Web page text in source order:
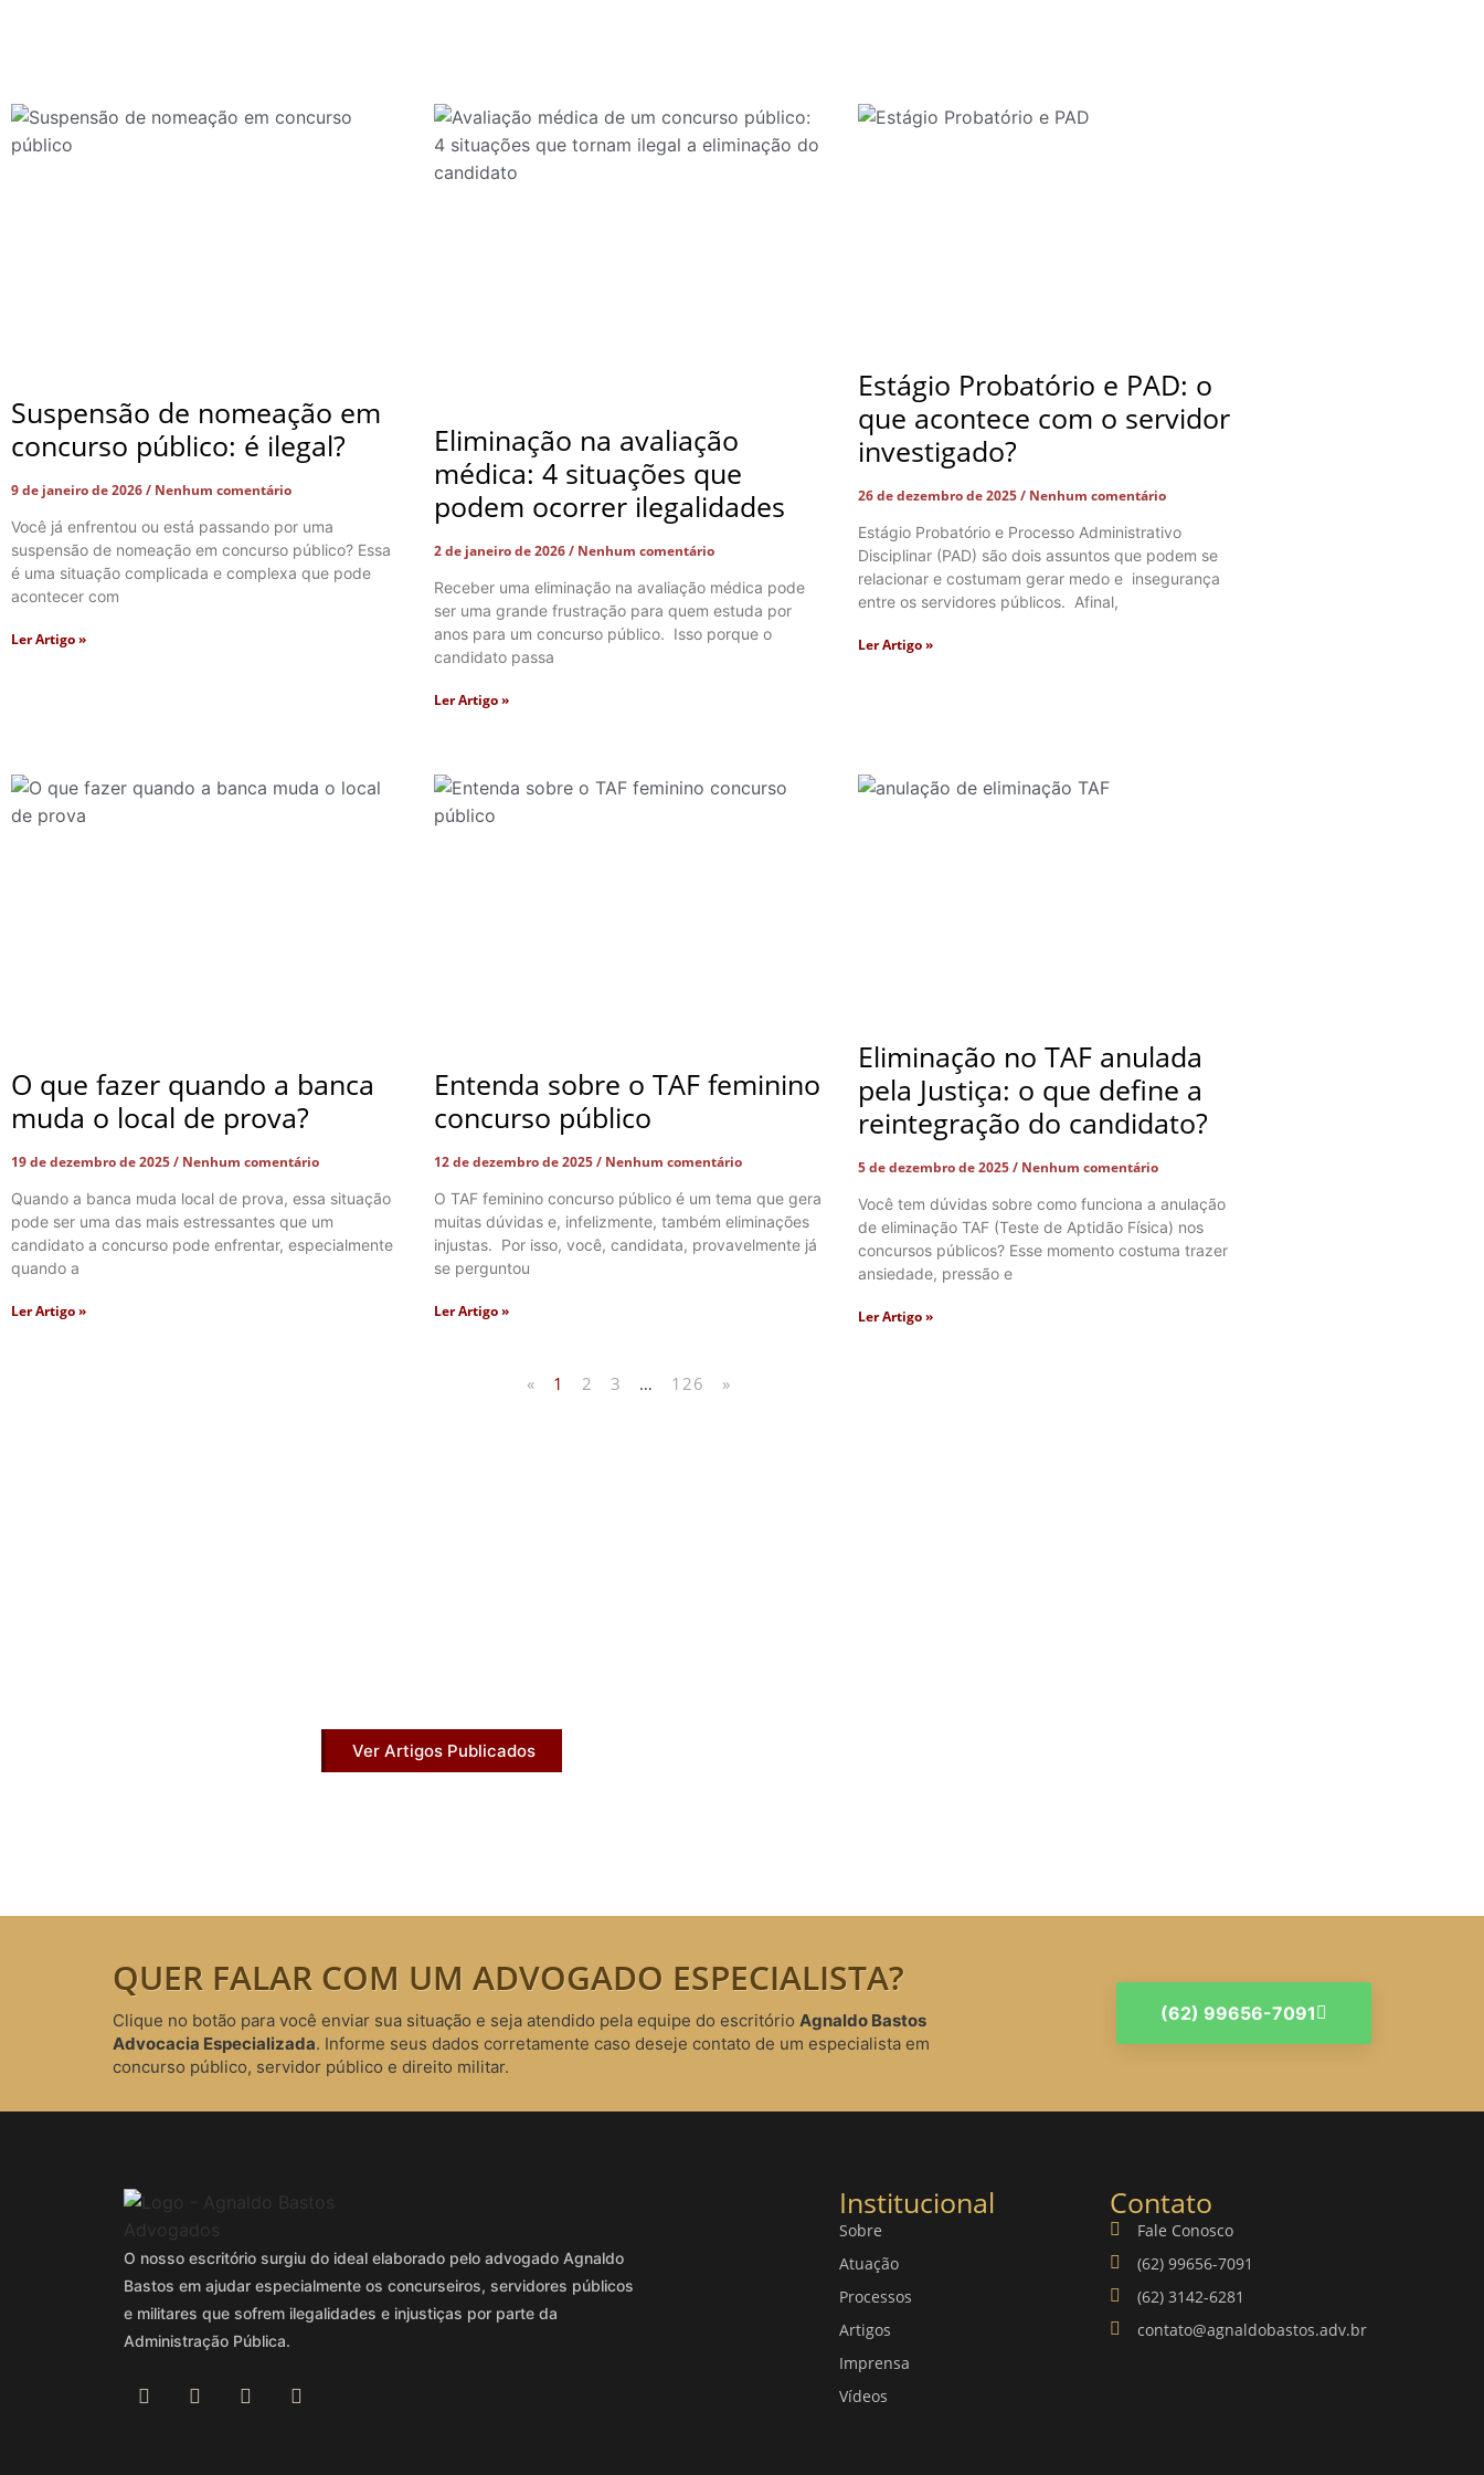
Suspensão de nomeação em
concurso público: é ilegal?
9 de janeiro de 2026
Nenhum comentário
Você já enfrentou ou está passando por uma
suspensão de nomeação em concurso público? Essa
é uma situação complicada e complexa que pode
acontecer com
Ler Artigo »
Eliminação na avaliação
médica: 4 situações que
podem ocorrer ilegalidades
2 de janeiro de 2026 Nenhum comentário
Receber uma eliminação na avaliação médica pode
ser uma grande frustração para quem estuda por
anos para um concurso público. Isso porque o
candidato passa
Ler Artigo »
Estágio Probatório e PAD: o
que acontece com o servidor
investigado?
26 de dezembro de 2025 Nenhum comentário
Estágio Probatório e Processo Administrativo
Disciplinar (PAD) são dois assuntos que podem se
relacionar e costumam gerar medo e insegurança
entre os servidores públicos. Afinal,
Ler Artigo »
O que fazer quando a banca
muda o local de prova?
19 de dezembro de 2025
Nenhum comentário
Quando a banca muda local de prova, essa situação
pode ser uma das mais estressantes que um
candidato a concurso pode enfrentar, especialmente
quando a
Ler Artigo »
Entenda sobre o TAF feminino
concurso público
12 de dezembro de 2025 Nenhum comentário
O TAF feminino concurso público é um tema que gera
muitas dúvidas e, infelizmente, também eliminações
injustas. Por isso, você, candidata, provavelmente já
se perguntou
Ler Artigo »
Eliminação no TAF anulada
pela Justiça: o que define a
reintegração do candidato?
5 de dezembro de 2025 Nenhum comentário
Você tem dúvidas sobre como funciona a anulação
de eliminação TAF (Teste de Aptidão Física) nos
concursos públicos? Esse momento costuma trazer
ansiedade, pressão e
Ler Artigo »
« 1 2 3 … 126 »
Ver Artigos Publicados
QUER FALAR COM UM ADVOGADO ESPECIALISTA?
Clique no botão para você enviar sua situação e seja atendido pela equipe do escritório Agnaldo Bastos
Advocacia Especializada. Informe seus dados corretamente caso deseje contato de um especialista em
concurso público, servidor público e direito militar.
(62) 99656-7091
O nosso escritório surgiu do ideal elaborado pelo advogado Agnaldo
Bastos em ajudar especialmente os concurseiros, servidores públicos
e militares que sofrem ilegalidades e injustiças por parte da
Administração Pública.
Institucional
Sobre
Atuação
Processos
Artigos
Imprensa
Vídeos
Contato
Fale Conosco
(62) 99656-7091
(62) 3142-6281
contato@agnaldobastos.adv.br